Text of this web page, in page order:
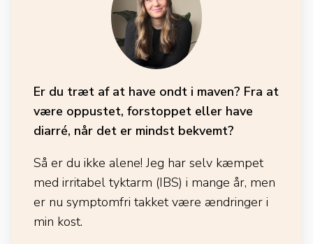
Er du træt af at have ondt i maven? Fra at
være oppustet, forstoppet eller have
diarré, når det er mindst bekvemt?
Så er du ikke alene! Jeg har selv kæmpet
med irritabel tyktarm (IBS) i mange år, men
er nu symptomfri takket være ændringer i
min kost.